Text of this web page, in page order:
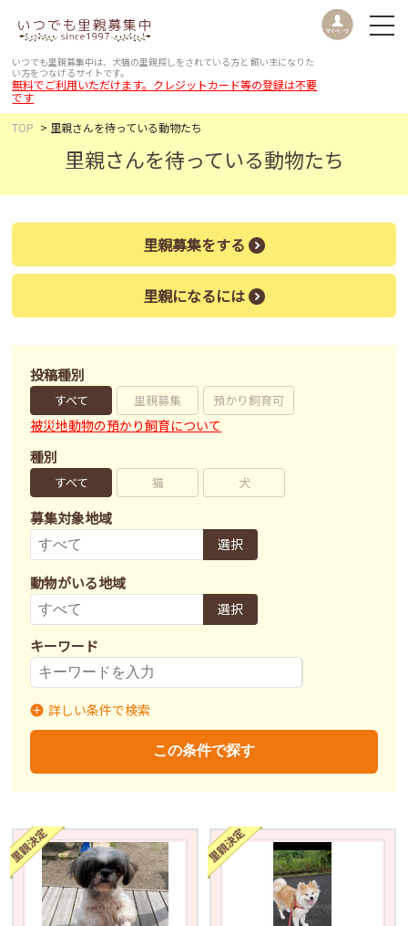
いつでも里親募集中は、犬猫の里親探しをされている方と 飼い主になりた
い方をつなげるサイトです。
無料でご利用いただけます。クレジットカード等の登録は不要
です
TOP
里親さんを待っている動物たち
里親さんを待っている動物たち
里親募集をする
里親になるには
投稿種別
すべて 里親募集 預かり飼育可
被災地動物の預かり飼育について
種別
すべて 猫 犬
募集対象地域
選択
動物がいる地域
選択
キーワード
募集状況
不妊去勢手術
済 未 不明
詳しい条件で検索
この条件で探す